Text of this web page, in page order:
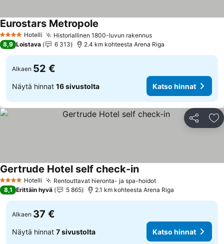
4 Tähtiluokitus
Hotelli Historiallinen 1800-luvun rakennus
Eurostars Metropole
8,9 Loistava 6 313 2.4 km kohteesta Arena Riga
Alkaen 52 €
Näytä hinnat 16 sivustolta Katso hinnat
Jaa
4 Tähtiluokitus
Hotelli Rentouttavat hieronta- ja spa-hoidot
Gertrude Hotel self check-in
8,1 Erittäin hyvä 5 865 2.1 km kohteesta Arena Riga
Alkaen 37 €
Näytä hinnat 7 sivustolta Katso hinnat